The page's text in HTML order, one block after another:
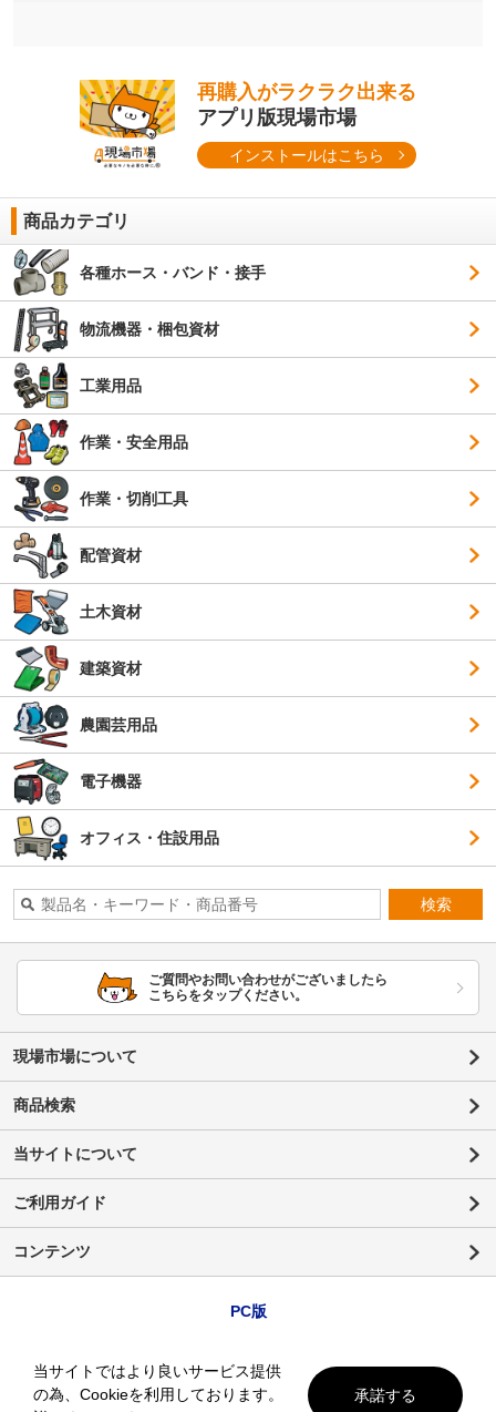
再購入がラクラク出来る
アプリ版現場市場
インストールはこちら
商品カテゴリ
各種ホース・バンド・接手
物流機器・梱包資材
工業用品
作業・安全用品
作業・切削工具
配管資材
土木資材
建築資材
農園芸用品
電子機器
オフィス・住設用品
検索
ご質問やお問い合わせがございましたら
こちらをタップください。
現場市場について
商品検索
当サイトについて
ご利用ガイド
コンテンツ
PC版
当サイトではより良いサービス提供
の為、Cookieを利用しております。
承諾する